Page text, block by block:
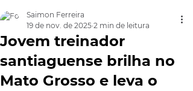
Jovem treinador
santiaguense brilha no
Mato Grosso e leva o
Saimon Ferreira
19 de nov. de 2025 2 min de leitura